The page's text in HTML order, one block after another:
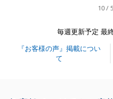
また、不動産に関するこ
今後とも宜しくお願いいた
10 /
毎週更新予定 最
『お客様の声』掲載につい
て